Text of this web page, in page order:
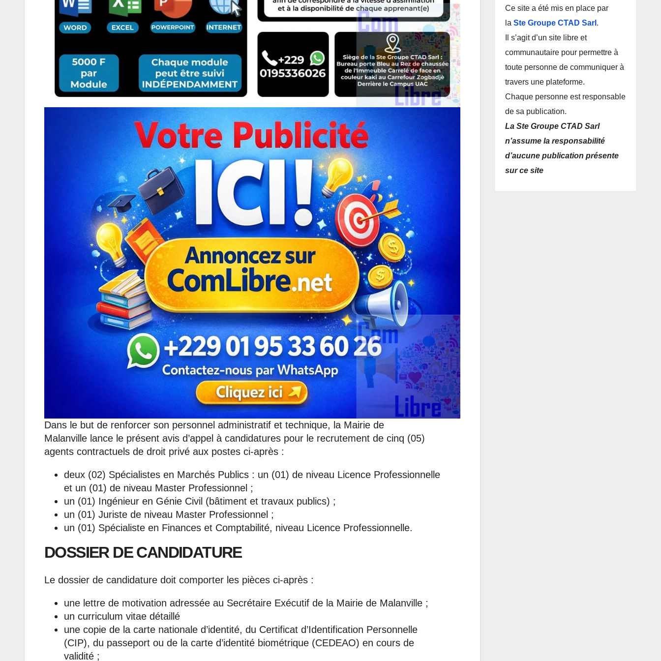
Dans le but de renforcer son personnel administratif et technique, la Mairie de
Malanville lance le présent avis d’appel à candidatures pour le recrutement de cinq (05)
agents contractuels de droit privé aux postes ci-après :
deux (02) Spécialistes en Marchés Publics : un (01) de niveau Licence Professionnelle
et un (01) de niveau Master Professionnel ;
un (01) Ingénieur en Génie Civil (bâtiment et travaux publics) ;
un (01) Juriste de niveau Master Professionnel ;
un (01) Spécialiste en Finances et Comptabilité, niveau Licence Professionnelle.
DOSSIER DE CANDIDATURE
Le dossier de candidature doit comporter les pièces ci-après :
une lettre de motivation adressée au Secrétaire Exécutif de la Mairie de Malanville ;
un curriculum vitae détaillé
une copie de la carte nationale d’identité, du Certificat d’Identification Personnelle
(CIP), du passeport ou de la carte d’identité biométrique (CEDEAO) en cours de
validité ;
Ce site a été mis en place par
la Ste Groupe CTAD Sarl .
Il s’agit d’un site libre et
communautaire pour permettre à
toute personne de communiquer à
travers une plateforme.
Chaque personne est responsable
de sa publication.
La Ste Groupe CTAD Sarl
n’assume la responsabilité
d’aucune publication présente
sur ce site